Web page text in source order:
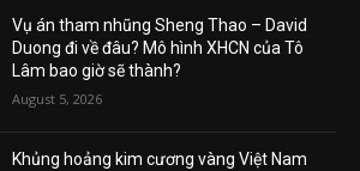
Vụ án tham nhũng Sheng Thao – David
Duong đi về đâu? Mô hình XHCN của Tô
Lâm bao giờ sẽ thành?
August 5, 2026
Khủng hoảng kim cương vàng Việt Nam